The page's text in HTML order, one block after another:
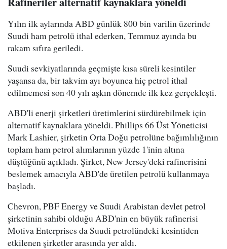
Yılın ilk aylarında ABD günlük 800 bin varilin üzerinde
Suudi ham petrolü ithal ederken, Temmuz ayında bu
rakam sıfıra geriledi.
Suudi sevkiyatlarında geçmişte kısa süreli kesintiler
yaşansa da, bir takvim ayı boyunca hiç petrol ithal
edilmemesi son 40 yılı aşkın dönemde ilk kez gerçekleşti.
ABD'li enerji şirketleri üretimlerini sürdürebilmek için
alternatif kaynaklara yöneldi. Phillips 66 Üst Yöneticisi
Mark Lashier, şirketin Orta Doğu petrolüne bağımlılığının
toplam ham petrol alımlarının yüzde 1'inin altına
düştüğünü açıkladı. Şirket, New Jersey'deki rafinerisini
beslemek amacıyla ABD'de üretilen petrolü kullanmaya
başladı.
Chevron, PBF Energy ve Suudi Arabistan devlet petrol
şirketinin sahibi olduğu ABD'nin en büyük rafinerisi
Motiva Enterprises da Suudi petrolündeki kesintiden
etkilenen şirketler arasında yer aldı.